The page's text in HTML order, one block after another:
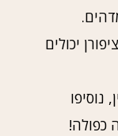
יכולים
נוסיפו
כפולה!